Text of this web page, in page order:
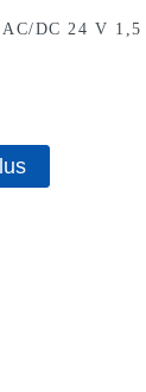
DC 24 V 1,5